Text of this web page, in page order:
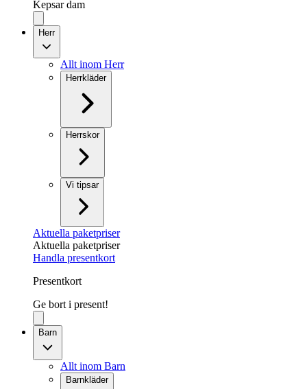
Kepsar dam
Herr
Allt inom Herr
Herrkläder
Herrskor
Vi tipsar
Aktuella paketpriser
Aktuella paketpriser
Handla presentkort
Presentkort
Ge bort i present!
Barn
Allt inom Barn
Barnkläder